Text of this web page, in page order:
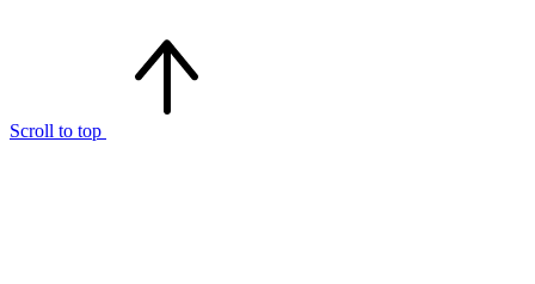
Scroll to top